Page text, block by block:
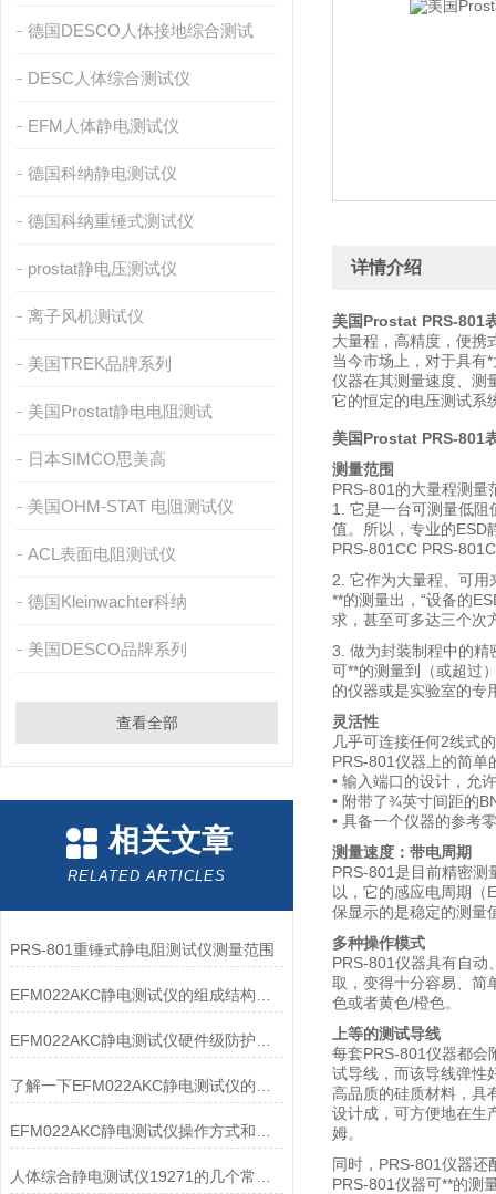
德国DESCO人体接地综合测试
DESC人体综合测试仪
EFM人体静电测试仪
德国科纳静电测试仪
德国科纳重锤式测试仪
prostat静电压测试仪
离子风机测试仪
美国TREK品牌系列
美国Prostat静电电阻测试
日本SIMCO思美高
美国OHM-STAT 电阻测试仪
ACL表面电阻测试仪
德国Kleinwachter科纳
美国DESCO品牌系列
查看全部
相关文章
RELATED ARTICLES
PRS-801重锤式静电阻测试仪测量范围
详情介绍
美国Prostat PRS-801
大量程，高精度，便携
当今市场上，对于具有
仪器在其测量速度、测
它的恒定的电压测试系
美国Prostat PRS-801
测量范围
PRS-801的大量程测量
1. 它是一台可测量低
值。所以，专业的ESD
PRS-801CC PRS-
2. 它作为大量程、可
**的测量出，“设备的
求，甚至可多达三个次
3. 做为封装制程中的精
可**的测量到（或超过
的仪器或是实验室的专
灵活性
几乎可连接任何2线式
PRS-801仪器上的简
• 输入端口的设计，允
• 附带了¾英寸间距的
• 具备一个仪器的参考
测量速度：带电周期
PRS-801是目前精密测
以，它的感应电周期（
保显示的是稳定的测量
多种操作模式
PRS-801仪器具有自
取，变得十分容易、简
色或者黄色/橙色。
上等的测试导线
每套PRS-801仪器都会
试导线，而该导线弹性
高品质的硅质材料，具
设计成，可方便地在生
姆。
同时，PRS-801仪器
PRS-801仪器可**的测